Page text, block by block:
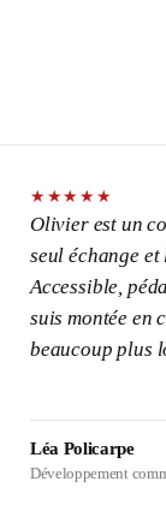
★
est un
et l’UX
pédagogue,
en
plus loin sur
commercial ·